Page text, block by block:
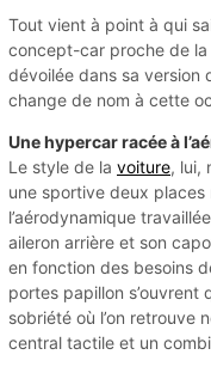
Tout vient à point à qui
concept-car proche de la
dévoilée dans sa version
change de nom à cette
Une hypercar racée à
Le style de la voiture, lui,
une sportive deux
l’aérodynamique
aileron arrière et son
en fonction des besoins
portes papillon s’ouvrent
sobriété où l’on retrouve
central tactile et un